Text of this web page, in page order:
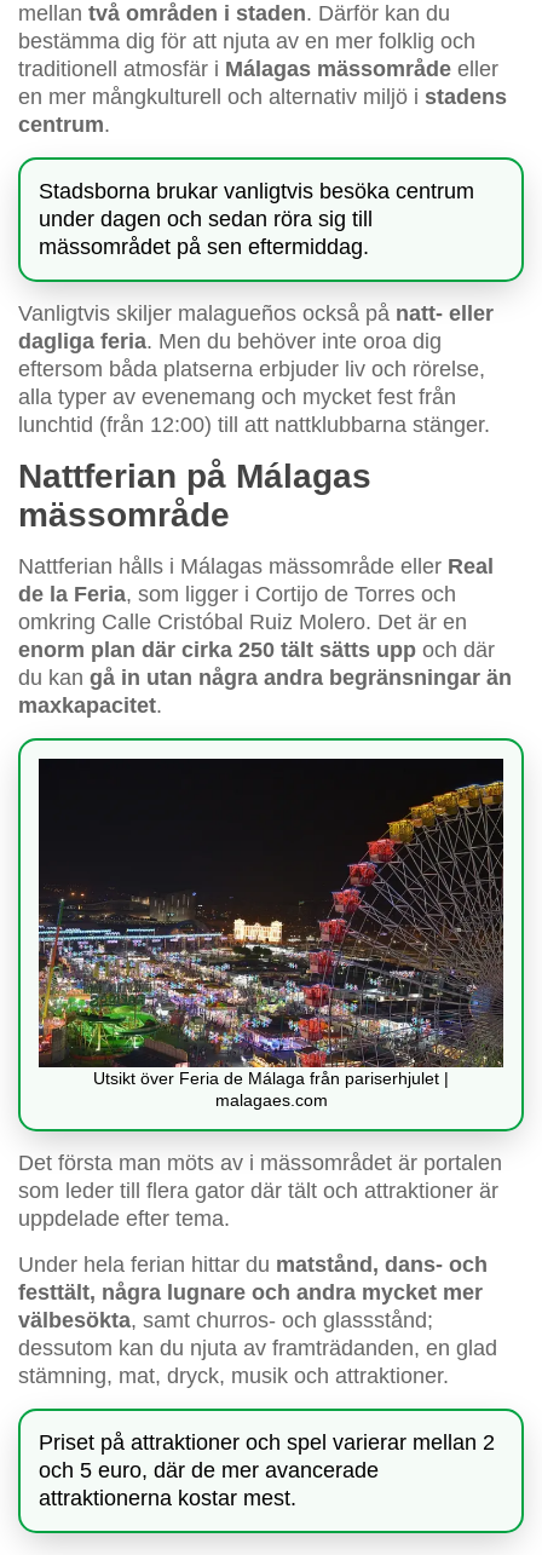
mellan två områden i staden. Därför kan du
bestämma dig för att njuta av en mer folklig och
traditionell atmosfär i Málagas mässområde eller
en mer mångkulturell och alternativ miljö i stadens
centrum.
Stadsborna brukar vanligtvis besöka centrum
under dagen och sedan röra sig till
mässområdet på sen eftermiddag.
Vanligtvis skiljer malagueños också på natt- eller
dagliga feria. Men du behöver inte oroa dig
eftersom båda platserna erbjuder liv och rörelse,
alla typer av evenemang och mycket fest från
lunchtid (från 12:00) till att nattklubbarna stänger.
Nattferian på Málagas
mässområde
Nattferian hålls i Málagas mässområde eller Real
de la Feria, som ligger i Cortijo de Torres och
omkring Calle Cristóbal Ruiz Molero. Det är en
enorm plan där cirka 250 tält sätts upp och där
du kan gå in utan några andra begränsningar än
maxkapacitet.
Utsikt över Feria de Málaga från pariserhjulet |
malagaes.com
Det första man möts av i mässområdet är portalen
som leder till flera gator där tält och attraktioner är
uppdelade efter tema.
Under hela ferian hittar du matstånd, dans- och
festtält, några lugnare och andra mycket mer
välbesökta, samt churros- och glassstånd;
dessutom kan du njuta av framträdanden, en glad
stämning, mat, dryck, musik och attraktioner.
Priset på attraktioner och spel varierar mellan 2
och 5 euro, där de mer avancerade
attraktionerna kostar mest.